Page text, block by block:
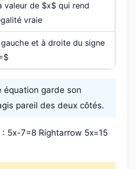
valeur de $x$ qui rend
vraie
et à droite du signe
équation garde son
pareil des deux côtés.
5x-7=8 Rightarrow 5x=15